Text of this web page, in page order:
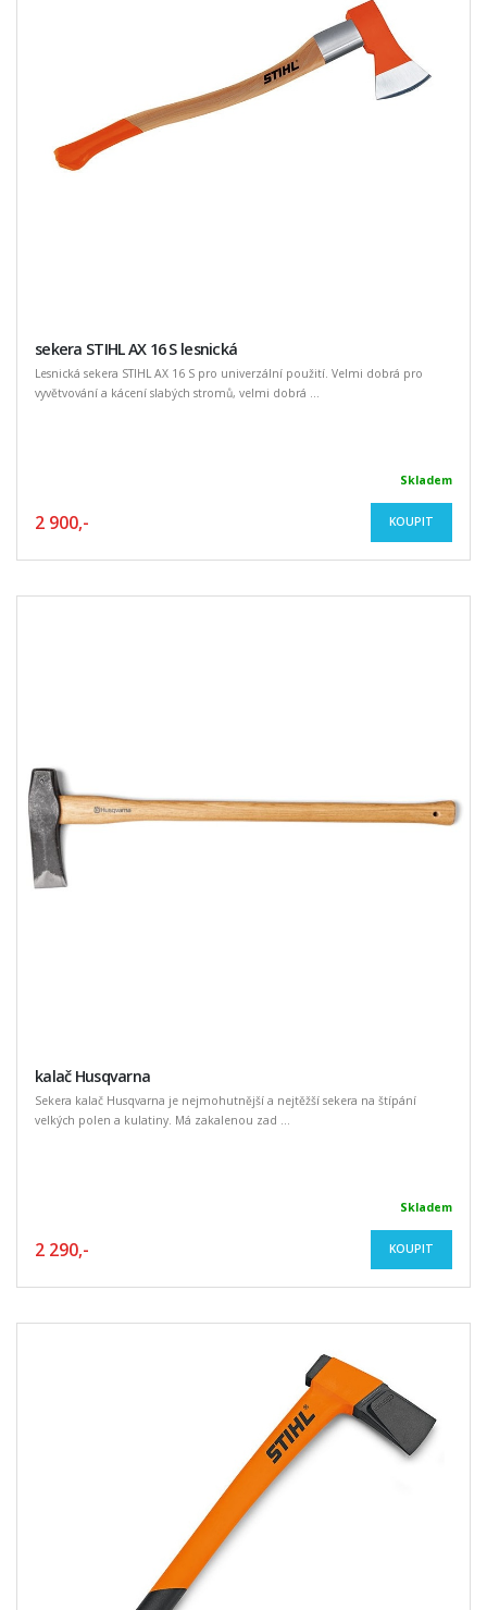
sekera STIHL AX 16 S lesnická
Lesnická sekera STIHL AX 16 S pro univerzální použití. Velmi dobrá pro
vyvětvování a kácení slabých stromů, velmi dobrá ...
Skladem
2 900,- KOUPIT
kalač Husqvarna
Sekera kalač Husqvarna je nejmohutnější a nejtěžší sekera na štípání
velkých polen a kulatiny. Má zakalenou zad ...
Skladem
2 290,- KOUPIT